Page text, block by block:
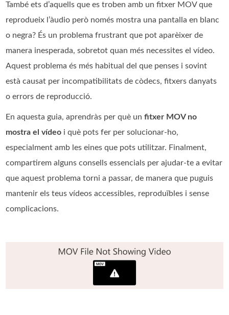
També ets d’aquells que es troben amb un fitxer MOV que
reprodueix l’àudio però només mostra una pantalla en blanc
o negra? És un problema frustrant que pot aparèixer de
manera inesperada, sobretot quan més necessites el vídeo.
Aquest problema és més habitual del que penses i sovint
està causat per incompatibilitats de còdecs, fitxers danyats
o errors de reproducció.
En aquesta guia, aprendràs per què unfitxer MOV no
mostra el vídeo i què pots fer per solucionar-ho,
especialment amb les eines que pots utilitzar. Finalment,
compartirem alguns consells essencials per ajudar-te a evitar
que aquest problema torni a passar, de manera que puguis
mantenir els teus vídeos accessibles, reproduïbles i sense
complicacions.